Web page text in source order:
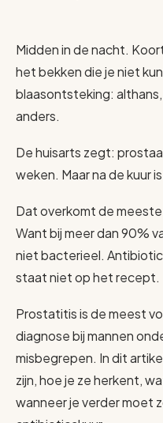
Midden in de nacht.
het bekken die je niet
blaasontsteking:
anders.
De huisarts zegt:
weken. Maar na de kuur
Dat overkomt de
Want bij meer dan 90%
niet bacterieel.
staat niet op het recept.
Prostatitis is de meest
diagnose bij mannen
misbegrepen. In dit
zijn, hoe je ze herkent,
wanneer je verder moet